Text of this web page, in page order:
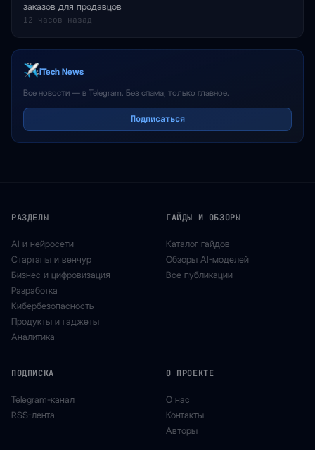
заказов для продавцов
12 часов назад
iTech News
Все новости — в Telegram. Без спама, только главное.
Подписаться
РАЗДЕЛЫ
AI и нейросети
Стартапы и венчур
Бизнес и цифровизация
Разработка
Кибербезопасность
Продукты и гаджеты
Аналитика
ГАЙДЫ И ОБЗОРЫ
Каталог гайдов
Обзоры AI-моделей
Все публикации
ПОДПИСКА
Telegram-канал
RSS-лента
О ПРОЕКТЕ
О нас
Контакты
Авторы